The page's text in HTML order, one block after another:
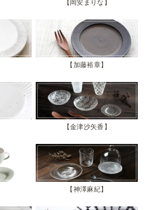
岡安まりな
加藤裕章
金津沙矢香
神澤麻紀